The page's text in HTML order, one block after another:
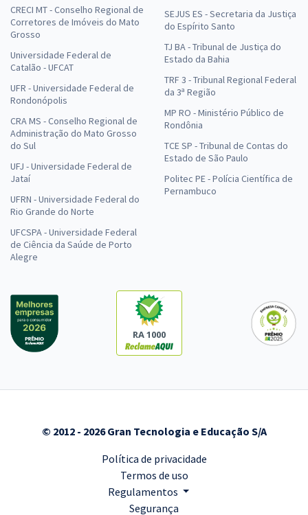
CRECI MT - Conselho Regional de
Corretores de Imóveis do Mato
Grosso
Universidade Federal de
Catalão - UFCAT
UFR - Universidade Federal de
Rondonópolis
CRA MS - Conselho Regional de
Administração do Mato Grosso
do Sul
UFJ - Universidade Federal de
Jataí
UFRN - Universidade Federal do
Rio Grande do Norte
UFCSPA - Universidade Federal
de Ciência da Saúde de Porto
Alegre
SEJUS ES - Secretaria da Justiça
do Espírito Santo
TJ BA - Tribunal de Justiça do
Estado da Bahia
TRF 3 - Tribunal Regional Federal
da 3ª Região
MP RO - Ministério Público de
Rondônia
TCE SP - Tribunal de Contas do
Estado de São Paulo
Politec PE - Polícia Científica de
Pernambuco
RA 1000
© 2012 - 2026 Gran Tecnologia e Educação S/A
Política de privacidade
Termos de uso
Regulamentos
Segurança